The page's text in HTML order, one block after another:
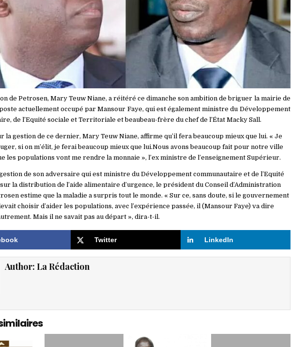
de Petrosen, Mary Teuw Niane, a réitéré ce dimanche son ambition de briguer la mairie de
actuellement occupé par Mansour Faye, qui est également ministre du Développement
de l’Equité sociale et Territoriale et beaubeau-frère du chef de l’État Macky Sall.
la gestion de ce dernier, Mary Teuw Niane, affirme qu’il fera beaucoup mieux que lui. « Je
juger, si on m’élit, je ferai beaucoup mieux que lui.Nous avons beaucoup fait pour notre ville
les populations vont me rendre la monnaie », l’ex ministre de l’enseignement Supérieur.
de son adversaire qui est ministre du Développement communautaire et de l’Equité
la distribution de l’aide alimentaire d’urgence, le président du Conseil d’Administration
estime que la maladie a surpris tout le monde. « Sur ce, sans doute, si le gouvernement
choisir d’aider les populations, avec l’expérience passée, il (Mansour Faye) va dire
Mais il ne savait pas au départ », dira-t-il.
Twitter LinkedIn
Author: La Rédaction